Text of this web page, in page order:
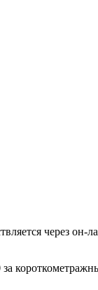
через он-
за